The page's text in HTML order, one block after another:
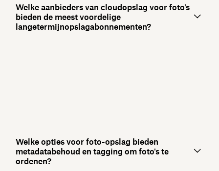
Welke aanbieders van cloudopslag voor foto's
bieden de meest voordelige
langetermijnopslagabonnementen?
Welke opties voor foto-opslag bieden
metadatabehoud en tagging om foto's te
ordenen?